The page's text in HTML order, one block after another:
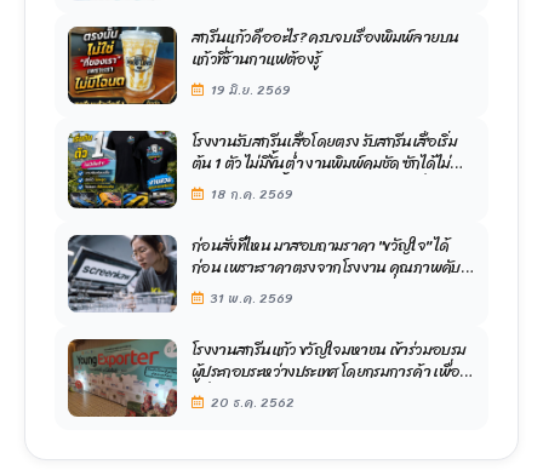
สกรีนแก้วคืออะไร? ครบจบเรื่องพิมพ์ลายบน
แก้วที่ร้านกาแฟต้องรู้
19 มิ.ย. 2569
โรงงานรับสกรีนเสื้อโดยตรง รับสกรีนเสื้อเริ่ม
ต้น 1 ตัว ไม่มีขั้นต่ำ งานพิมพ์คมชัด ซักได้ไม่
หลุด ไม่ลอก เสื้อนุ่มใส่สบาย จัดส่งไวทั่วประเทศ
18 ก.ค. 2569
ก่อนสั่งที่ไหน มาสอบถามราคา "ขวัญใจ" ได้
ก่อน เพราะราคาตรงจากโรงงาน คุณภาพคับ
แก้ว ออกแบบเก่ง งานสวย คม จัดส่งไว จะได้ไม่
พลาด ได้งานถูกใจ
31 พ.ค. 2569
โรงงานสกรีนแก้ว ขวัญใจมหาชน เข้าร่วมอบรม
ผู้ประกอบระหว่างประเทศ โดยกรมการค้า เพื่อ
เพิ่มศักยภาพในการพัฒนาองค์กร
20 ธ.ค. 2562